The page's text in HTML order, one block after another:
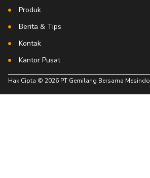
Produk
Berita & Tips
Kontak
Kantor Pusat
Hak Cipta © 2026 PT Gemilang Bersama Mesindo